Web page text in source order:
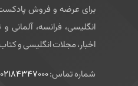
برای عرضه و فروش
انگلیسی، فرانسه، آلمانی
اخبار، مجلات انگلیسی و
شماره تماس:02184347000